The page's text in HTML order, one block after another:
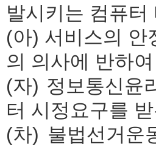
발시키는 컴퓨
(아) 서비스의 안
의 의사에 반하
(자) 정보통신윤
터 시정요구를 받
(차) 불법선거운